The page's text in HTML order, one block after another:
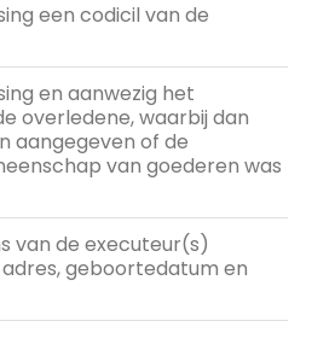
een codicil van de
en aanwezig het
overledene, waarbij dan
aangegeven of de
van goederen was
van de executeur(s)
geboortedatum en